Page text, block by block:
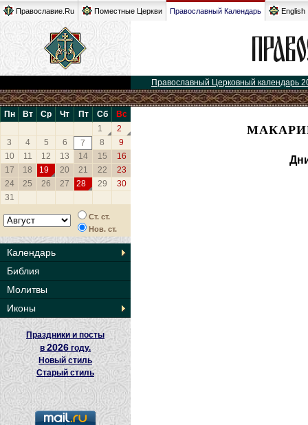
Православие.Ru Поместные Церкви Православный Календарь English
Православный Церковный календарь
Пн Вт Ср Чт Пт Сб
Вс
1
2
3
4 5 6 7 8
9
10
11 12 13 14 15
16
17
18 19 20 21 22
23
24
25 26 27 28 29
30
31
Ст. ст.
Нов. ст.
Календарь
Библия
Молитвы
Иконы
Праздники и посты
в2026 году.
Новый стиль
Старый стиль